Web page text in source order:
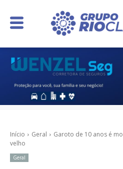
Início Geral
Garoto de 10 anos é
velho
Geral